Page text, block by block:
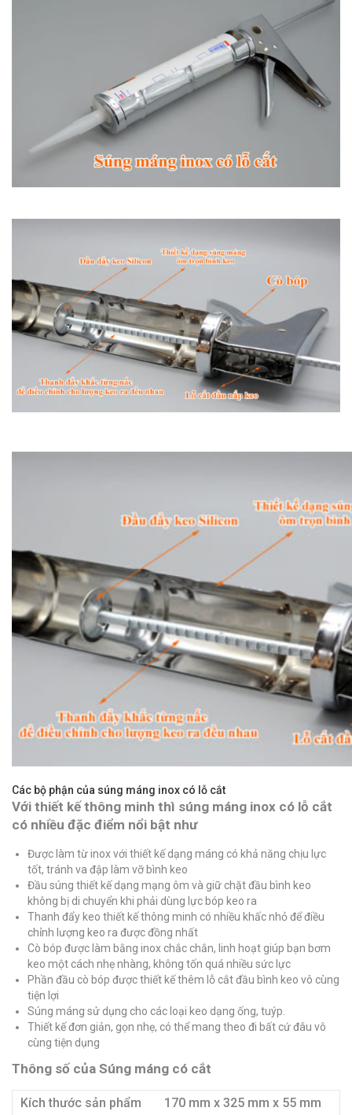
Các bộ phận của súng máng inox có lỗ cắt
Với thiết kế thông minh thì súng máng inox có lỗ cắt
có nhiều đặc điểm nổi bật như
Được làm từ inox với thiết kế dạng máng có khả năng chịu lực
tốt, tránh va đập làm vỡ bình keo
Đầu súng thiết kế dạng mạng ôm và giữ chặt đầu bình keo
không bị di chuyển khi phải dùng lực bóp keo ra
Thanh đẩy keo thiết kế thông minh có nhiều khấc nhỏ để điều
chỉnh lượng keo ra được đồng nhất
Cò bóp được làm bằng inox chắc chắn, linh hoạt giúp bạn bơm
keo một cách nhẹ nhàng, không tốn quá nhiều sức lực
Phần đầu cò bóp được thiết kế thêm lỗ cắt đầu bình keo vô cùng
tiện lợi
Súng máng sử dụng cho các loại keo dạng ống, tuýp.
Thiết kế đơn giản, gọn nhẹ, có thể mang theo đi bất cứ đâu vô
cùng tiện dụng
Thông số của Súng máng có cắt
Kích thước sản phẩm 170 mm x 325 mm x 55 mm